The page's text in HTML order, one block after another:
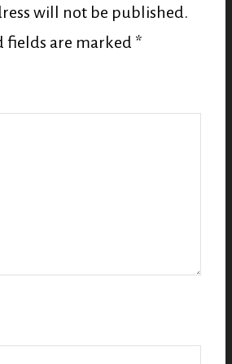
will not be published.
fields are marked *